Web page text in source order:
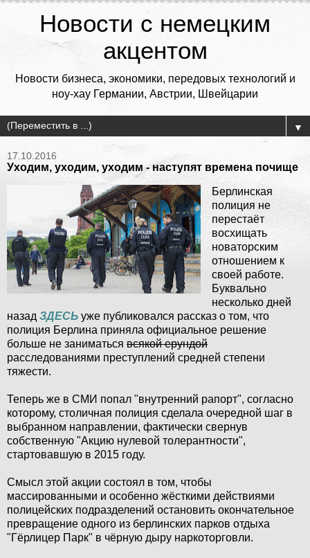
Новости с немецким
акцентом
Новости бизнеса, экономики, передовых технологий и
ноу-хау Германии, Австрии, Швейцарии
▼
17.10.2016
Уходим, уходим, уходим - наступят времена почище
Берлинская
полиция не
перестаёт
восхищать
новаторским
отношением к
своей работе.
Буквально
несколько дней
назад ЗДЕСЬ уже публиковался рассказ о том, что
полиция Берлина приняла официальное решение
больше не заниматься всякой ерундой
расследованиями преступлений средней степени
тяжести.
Теперь же в СМИ попал "внутренний рапорт", согласно
которому, столичная полиция сделала очередной шаг в
выбранном направлении, фактически свернув
собственную "Акцию нулевой толерантности",
стартовавшую в 2015 году.
Смысл этой акции состоял в том, чтобы
массированными и особенно жёсткими действиями
полицейских подразделений остановить окончательное
превращение одного из берлинских парков отдыха
"Гёрлицер Парк" в чёрную дыру наркоторговли.